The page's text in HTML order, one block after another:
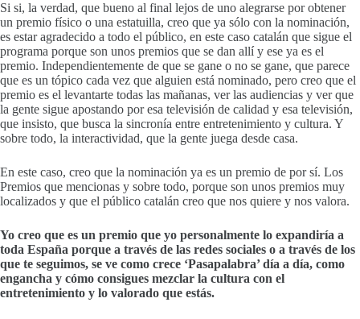
Si si, la verdad, que bueno al final lejos de uno alegrarse por obtener
un premio físico o una estatuilla, creo que ya sólo con la nominación,
es estar agradecido a todo el público, en este caso catalán que sigue el
programa porque son unos premios que se dan allí y ese ya es el
premio. Independientemente de que se gane o no se gane, que parece
que es un tópico cada vez que alguien está nominado, pero creo que el
premio es el levantarte todas las mañanas, ver las audiencias y ver que
la gente sigue apostando por esa televisión de calidad y esa televisión,
que insisto, que busca la sincronía entre entretenimiento y cultura. Y
sobre todo, la interactividad, que la gente juega desde casa.
En este caso, creo que la nominación ya es un premio de por sí. Los
Premios que mencionas y sobre todo, porque son unos premios muy
localizados y que el público catalán creo que nos quiere y nos valora.
Yo creo que es un premio que yo personalmente lo expandiría a
toda España porque a través de las redes sociales o a través de los
que te seguimos, se ve como crece ‘Pasapalabra’ día a día, como
engancha y cómo consigues mezclar la cultura con el
entretenimiento y lo valorado que estás.